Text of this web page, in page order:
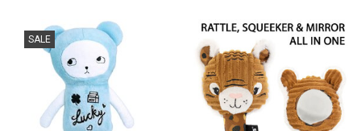
SALE